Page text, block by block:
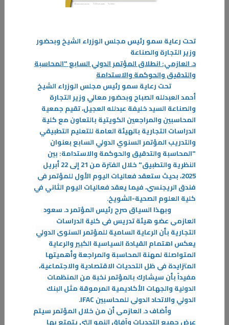
ورشة عمل السلامة والصحة المهنية في بيئة العمل
فندق راديسون بلو
ورشة عمل " الأسس الفنية واللغوية في كتابة الرسائل الادارية"
تعلن ادارة الأمن والسلامة
تحت رعاية سمو رئيس مجلس الوزراء الشيخ وبحضور
وزير التجارة والصناعة
د. العازمي:انطلاق المؤتمر الدوليالسابع"المحاسبة
والتدقيق والحوكمة والاستدامة
تحت رعاية سمو رئيس مجلس الوزراء الشيخ
أحمد العبدلله الصباح وبحضور معالي وزير التجارة
والصناعة السيد خليفة عبدلله العجيل، تقيم جمعية
المحاسبين والمراجعين الكويتية بالتعاون مع كلية
الدراسات التجارية بالهيئة العامة للتعليم التطبيقي
والتدريب المؤتمر السنوي الدولي السابع بعنوان
"المحاسبة والتدقيق والحوكمة والاستدامة: بين
النظرية والتطبيق"
خلال الفترة من 21 إلى 22 أبريل
2025، بحيث ستعقد فعاليات اليوم الأول للمؤتمر في
فندق الريجنسي، فيما يعقد فعاليات اليوم الثاني في
كلية العلوم الصحية-الشويخ.
وبهذا السياق صرح رئيس المؤتمر د. سعود
العازمي عضو هيئة تدريس في كلية الدراسات
التجارية بأن الرعاية السامية للمؤتمر السنوي الدولي
يعكس اهتمام القيادة السياسية الكبير والرعاية
المتواصلة لمهنة المحاسبة والمراجعة وأهميتها
المتزايدة في ظل التحديات الاقتصادية والاجتماعية،
مفيداً بأن سيشارك بالمؤتمر نخبة من المنظمات
الدولية والجهات الأكاديمية المرموقة مثل البنك
الدولي والاتحاد الدولي للمحاسبين
وأضاف د. العازمي أن من خلال المؤتمر سيتم
عرض جميع التحديات وآفاق النمو التي يتمتع بها